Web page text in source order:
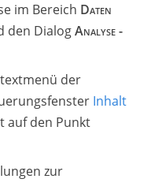
im Bereich Daten
den DialogAnalyse -
der
Inhalt
auf den Punkt
zur